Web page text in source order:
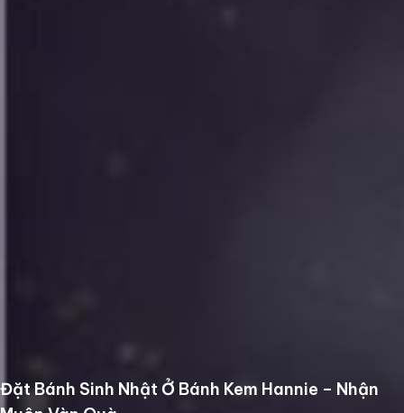
Đặt Bánh Sinh Nhật Ở Bánh Kem Hannie – Nhận